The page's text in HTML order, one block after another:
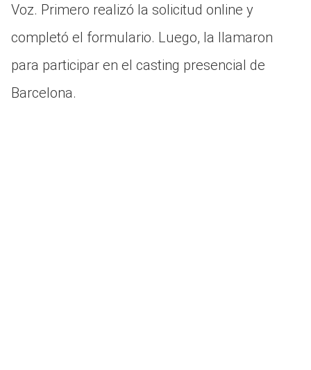
Voz. Primero realizó la solicitud online y
completó el formulario. Luego, la llamaron
para participar en el casting presencial de
Barcelona.